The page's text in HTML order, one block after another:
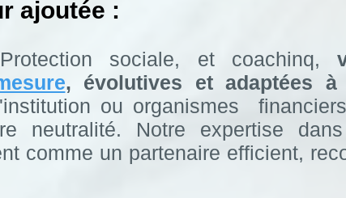
ajoutée :
sociale, et coachinq,
, évolutives et adaptées à
ou organismes
neutralité. Notre expertise
comme un partenaire efficient,